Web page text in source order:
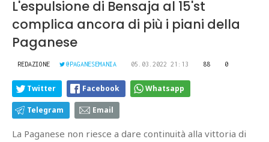
L'espulsione di Bensaja al 15'st
complica ancora di più i piani della
Paganese
REDAZIONE @PAGANESEMANIA 05.03.2022 21:13 88 0
Twitter Facebook Whatsapp
Telegram Email
La Paganese non riesce a dare continuità alla vittoria di